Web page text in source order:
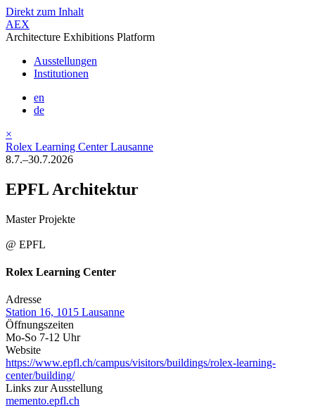
Direkt zum Inhalt
AEX
Architecture Exhibitions Platform
Ausstellungen
Institutionen
en
de
×
Rolex Learning Center Lausanne
8.7.–30.7.2026
EPFL Architektur
Master Projekte
@ EPFL
Rolex Learning Center
Adresse
Station 16, 1015 Lausanne
Öffnungszeiten
Mo-So 7-12 Uhr
Website
https://www.epfl.ch/campus/visitors/buildings/rolex-learning-
center/building/
Links zur Ausstellung
memento.epfl.ch